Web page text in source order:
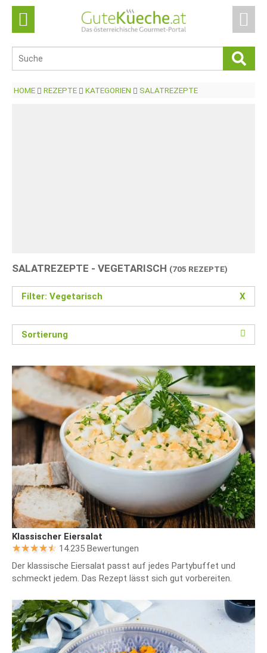
HOME REZEPTE KATEGORIEN SALATREZEPTE
SALATREZEPTE - VEGETARISCH (705 REZEPTE)
Filter: Vegetarisch X
Sortierung
Klassischer Eiersalat
14.235 Bewertungen
Der klassische Eiersalat passt auf jedes Partybuffet und
schmeckt jedem. Das Rezept lässt sich gut vorbereiten.